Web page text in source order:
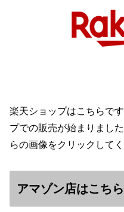
楽天ショップはこちらで
プでの販売が始まりまし
らの画像をクリックしてく
アマゾン店はこちら